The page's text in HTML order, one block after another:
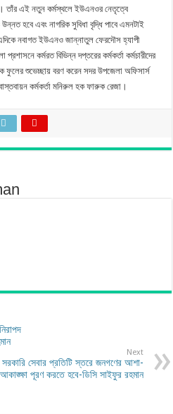
তাঁর এই নতুন কর্মস্থলে ইউএনওর নেতৃত্বে
হবে এবং নাগরিক সুবিধা বৃদ্ধি পাবে এমনটাই
নবাগত ইউএনও জান্নাতুল ফেরদৌস হ্যাপী
কর্মরত বিভিন্ন দপ্তরের কর্মকর্তা কর্মচারীদের
ফুলের শুভেচ্ছায় বরণ করেন সদর উপজেলা অফিসার্স
কর্মকর্তা মনিরুল হক ফারুক রেজা।
Next
সরকারি সেবার প্রতিটি স্তরে জনগণের আশা-
আকাঙ্ক্ষা পূরণ করতে হবে-ডিসি সাইফুর রহমান